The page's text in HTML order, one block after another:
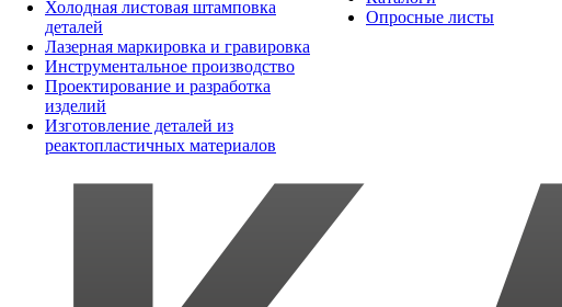
Холодная листовая штамповка
деталей
Лазерная маркировка и гравировка
Инструментальное производство
Проектирование и разработка
изделий
Изготовление деталей из
реактопластичных материалов
Опросные листы